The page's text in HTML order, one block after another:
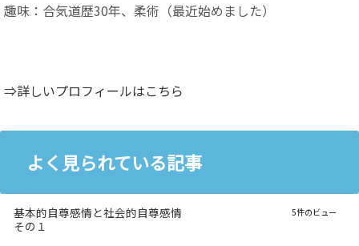
趣味：合気道歴30年、柔術（最近始めました）
⇒詳しいプロフィールはこちら
よく見られている記事
基本的自尊感情と社会的自尊感情
その１
5件のビュー